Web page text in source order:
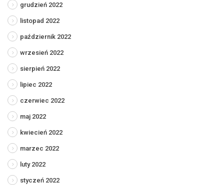
grudzień 2022
listopad 2022
październik 2022
wrzesień 2022
sierpień 2022
lipiec 2022
czerwiec 2022
maj 2022
kwiecień 2022
marzec 2022
luty 2022
styczeń 2022